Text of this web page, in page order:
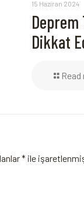
15 Haziran 2024
Deprem
Dikkat
* ile